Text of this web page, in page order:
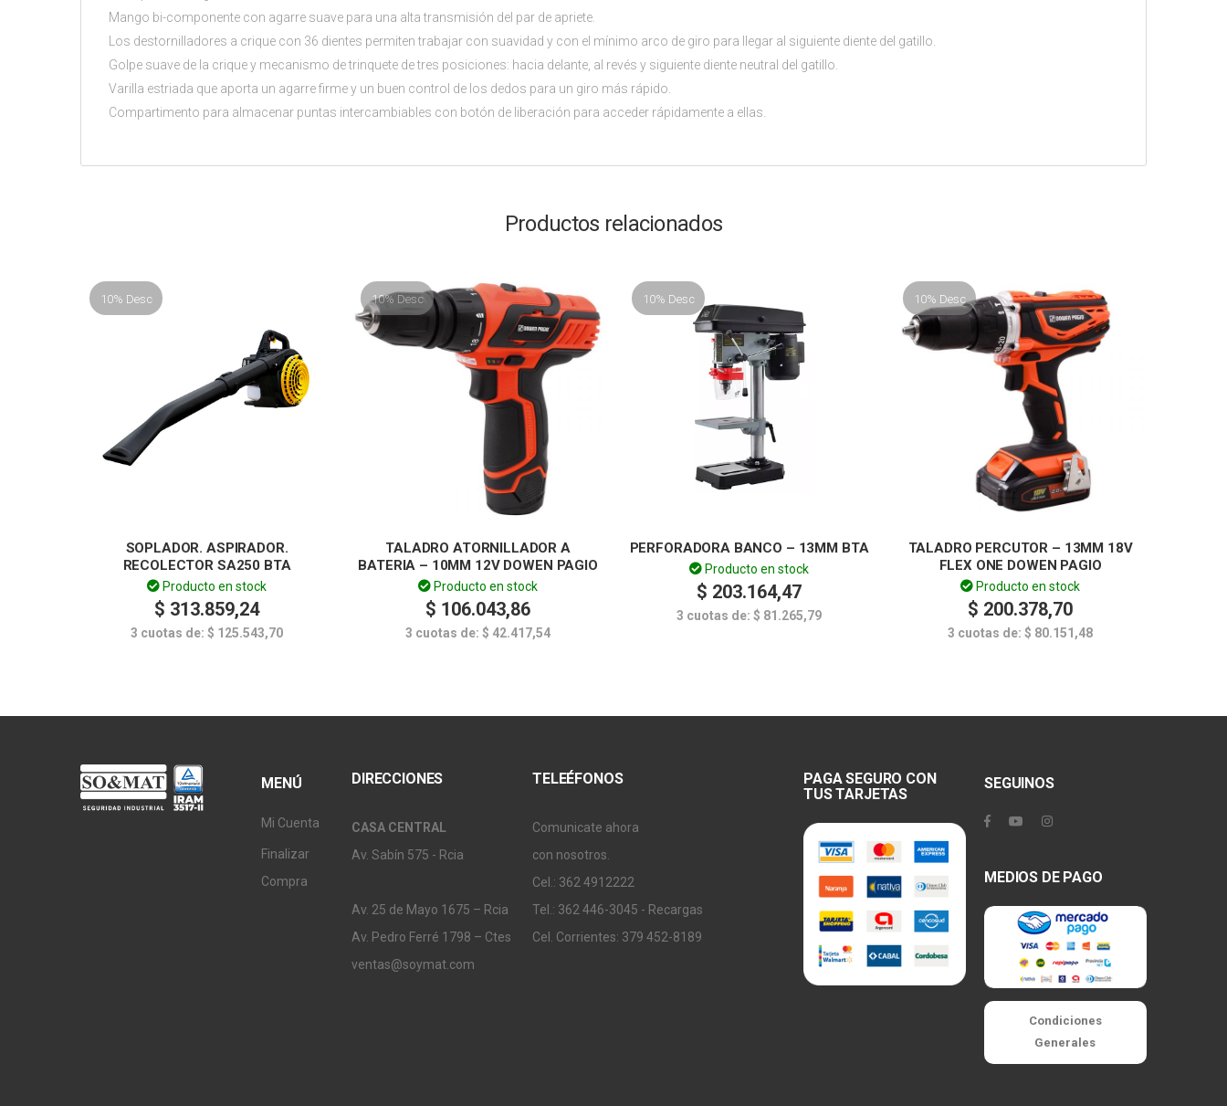
Mango bi-componente con agarre suave para una alta transmisión del par de apriete.
Los destornilladores a crique con 36 dientes permiten trabajar con suavidad y con el mínimo arco de giro para llegar al siguiente diente del gatillo.
Golpe suave de la crique y mecanismo de trinquete de tres posiciones: hacia delante, al revés y siguiente diente neutral del gatillo.
Varilla estriada que aporta un agarre firme y un buen control de los dedos para un giro más rápido.
Compartimento para almacenar puntas intercambiables con botón de liberación para acceder rápidamente a ellas.
Productos relacionados
10% Desc
SOPLADOR. ASPIRADOR.
RECOLECTOR SA250 BTA
Producto en stock
$ 313.859,24
3 cuotas de: $ 125.543,70
10% Desc
TALADRO ATORNILLADOR A
BATERIA – 10MM 12V DOWEN PAGIO
Producto en stock
$ 106.043,86
3 cuotas de: $ 42.417,54
10% Desc
PERFORADORA BANCO – 13MM BTA
Producto en stock
$ 203.164,47
3 cuotas de: $ 81.265,79
10% Desc
TALADRO PERCUTOR – 13MM 18V
FLEX ONE DOWEN PAGIO
Producto en stock
$ 200.378,70
3 cuotas de: $ 80.151,48
MENÚ
Mi Cuenta
Finalizar
Compra
DIRECCIONES
CASA CENTRAL
Av. Sabín 575 - Rcia
Av. 25 de Mayo 1675 – Rcia
Av. Pedro Ferré 1798 – Ctes
ventas@soymat.com
TELEÉFONOS
Comunicate ahora
con nosotros.
Cel.: 362 4912222
Tel.: 362 446-3045 - Recargas
Cel. Corrientes: 379 452-8189
PAGA SEGURO CON
TUS TARJETAS
SEGUINOS
MEDIOS DE PAGO
Condiciones
Generales